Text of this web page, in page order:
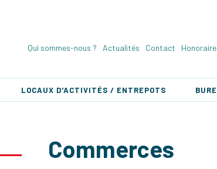
Qui sommes-nous ? Actualités Contact
LOCAUX D'ACTIVITÉS / ENTREPOTS
Commerces